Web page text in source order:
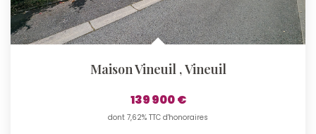
Maison Vineuil ,Vineuil
139 900 €
dont 7,62% TTC d'honoraires